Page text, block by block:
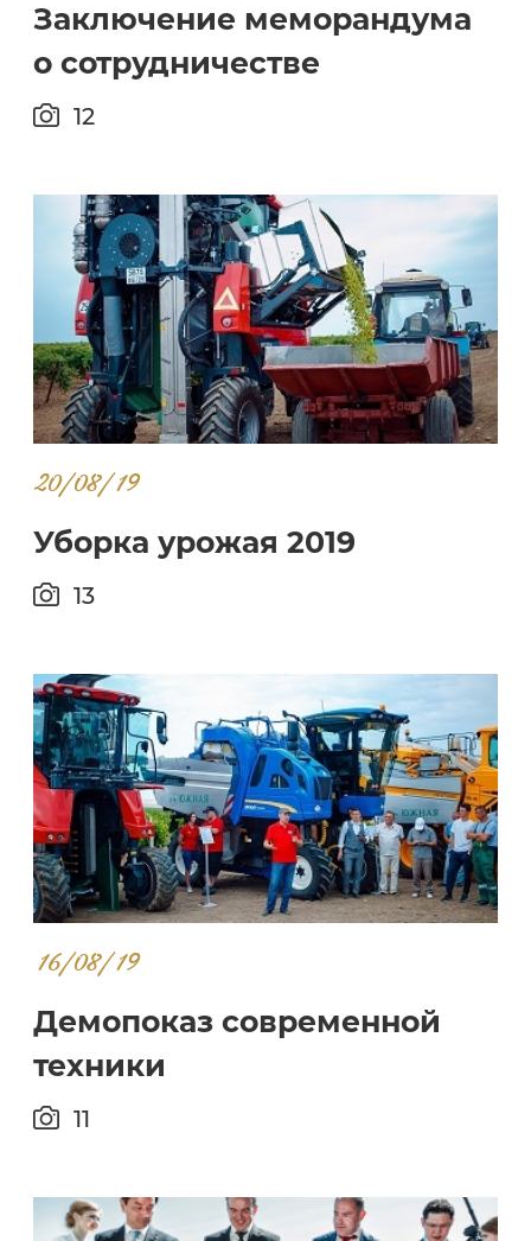
Заключение меморандума
о сотрудничестве
12
20/08/19
Уборка урожая 2019
13
16/08/19
Демопоказ современной
техники
11